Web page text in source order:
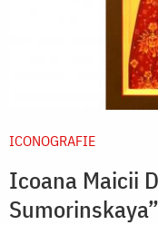
ICONOGRAFIE
Icoana Maicii
Sumorinskaya”